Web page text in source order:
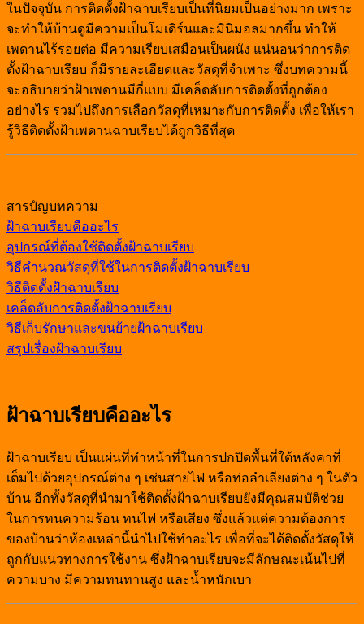
ในปัจจุบัน การติดตั้งฝ้าฉาบเรียบเป็นที่นิยมเป็นอย่างมาก เพราะ
จะทำให้บ้านดูมีความเป็นโมเดิร์นและมินิมอลมากขึ้น ทำให้
เพดานไร้รอยต่อ มีความเรียบเสมือนเป็นผนัง แน่นอนว่าการติด
ตั้งฝ้าฉาบเรียบ ก็มีรายละเอียดและวัสดุที่จำเพาะ ซึ่งบทความนี้
จะอธิบายว่าฝ้าเพดานมีกี่แบบ มีเคล็ดลับการติดตั้งที่ถูกต้อง
อย่างไร รวมไปถึงการเลือกวัสดุที่เหมาะกับการติดตั้ง เพื่อให้เรา
รู้วิธีติดตั้งฝ้าเพดานฉาบเรียบได้ถูกวิธีที่สุด
สารบัญบทความ
ฝ้าฉาบเรียบคืออะไร
อุปกรณ์ที่ต้องใช้ติดตั้งฝ้าฉาบเรียบ
วิธีคำนวณวัสดุที่ใช้ในการติดตั้งฝ้าฉาบเรียบ
วิธีติดตั้งฝ้าฉาบเรียบ
เคล็ดลับการติดตั้งฝ้าฉาบเรียบ
วิธีเก็บรักษาและขนย้ายฝ้าฉาบเรียบ
สรุปเรื่องฝ้าฉาบเรียบ
ฝ้าฉาบเรียบคืออะไร
ฝ้าฉาบเรียบ เป็นแผ่นที่ทำหน้าที่ในการปกปิดพื้นที่ใต้หลังคาที่
เต็มไปด้วยอุปกรณ์ต่าง ๆ เช่นสายไฟ หรือท่อลำเลียงต่าง ๆ ในตัว
บ้าน อีกทั้งวัสดุที่นำมาใช้ติดตั้งฝ้าฉาบเรียบยังมีคุณสมบัติช่วย
ในการทนความร้อน ทนไฟ หรือเสียง ซึ่งแล้วแต่ความต้องการ
ของบ้านว่าห้องเหล่านี้นำไปใช้ทำอะไร เพื่อที่จะได้ติดตั้งวัสดุให้
ถูกกับแนวทางการใช้งาน ซึ่งฝ้าฉาบเรียบจะมีลักษณะเน้นไปที่
ความบาง มีความทนทานสูง และน้ำหนักเบา